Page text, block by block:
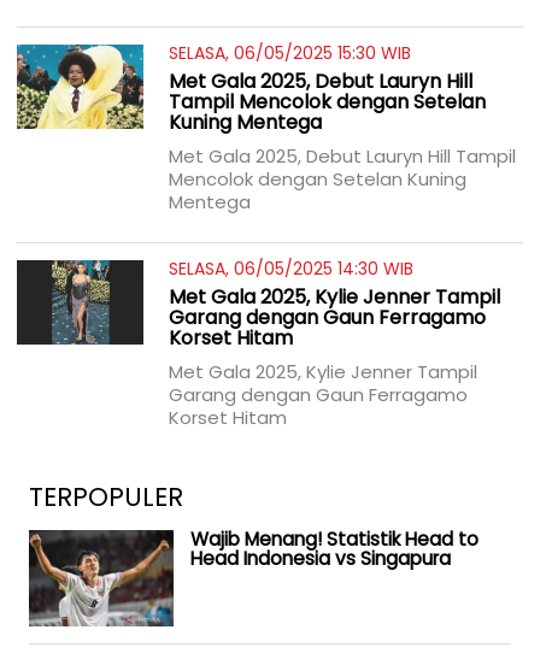
SELASA, 06/05/2025 15:30 WIB
Met Gala 2025, Debut Lauryn Hill
Tampil Mencolok dengan Setelan
Kuning Mentega
Met Gala 2025, Debut Lauryn Hill Tampil
Mencolok dengan Setelan Kuning
Mentega
SELASA, 06/05/2025 14:30 WIB
Met Gala 2025, Kylie Jenner Tampil
Garang dengan Gaun Ferragamo
Korset Hitam
Met Gala 2025, Kylie Jenner Tampil
Garang dengan Gaun Ferragamo
Korset Hitam
TERPOPULER
Wajib Menang! Statistik Head to
Head Indonesia vs Singapura